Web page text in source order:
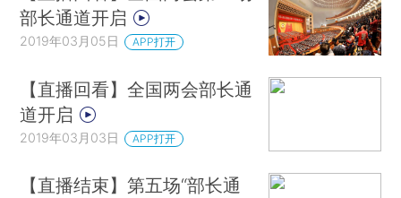
部长通道开启
2019年03月05日 APP打开
【直播回看】全国两会部长通
道开启
2019年03月03日 APP打开
【直播结束】第五场“部长通